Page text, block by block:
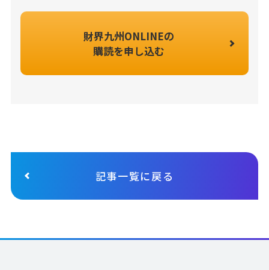
財界九州ONLINEの
購読を申し込む
記事一覧に戻る